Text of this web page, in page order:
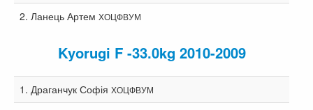
2. Ланець Артем ХОЦФВУМ
Kyorugi F -33.0kg 2010-2009
1. Драганчук Софія ХОЦФВУМ